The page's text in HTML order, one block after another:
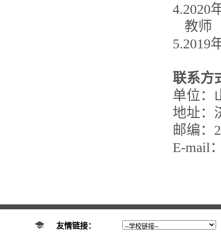
4.2020
教师
5.2019
联系方
单位：
地址
邮编：
E-mail
友情链接：